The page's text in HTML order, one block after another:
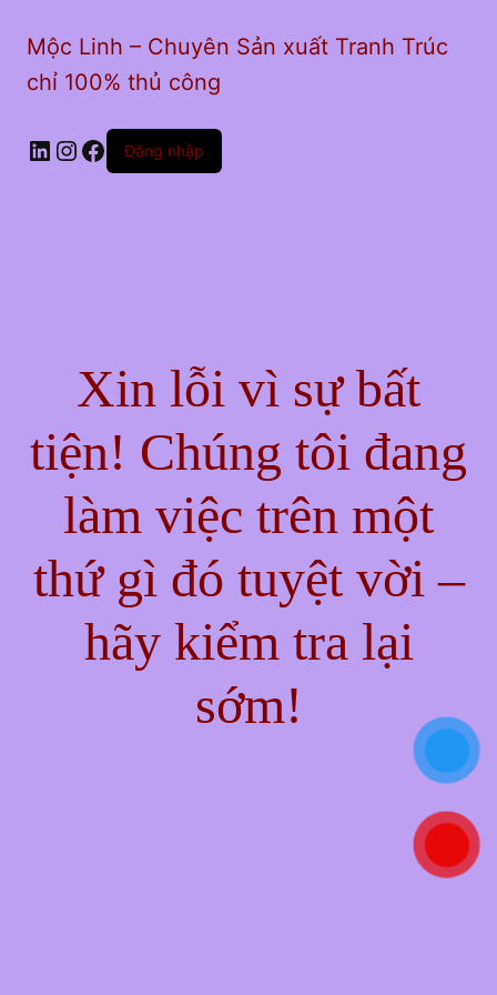
Mộc Linh – Chuyên Sản xuất Tranh Trúc
chỉ 100% thủ công
LinkedIn
Instagram
Facebook
Đăng nhập
Xin lỗi vì sự bất
tiện! Chúng tôi đang
làm việc trên một
thứ gì đó tuyệt vời –
hãy kiểm tra lại
sớm!